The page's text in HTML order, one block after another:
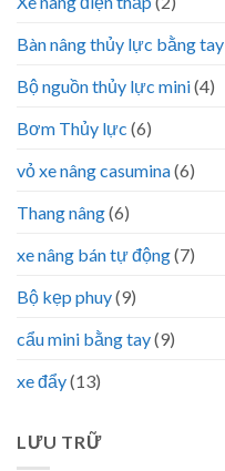
Bàn nâng thủy lực bằng tay
Bộ nguồn thủy lực mini(4)
Bơm Thủy lực (6)
vỏ xe nâng casumina(6)
Thang nâng(6)
xe nâng bán tự động(7)
Bộ kẹp phuy(9)
cẩu mini bằng tay(9)
xe đẩy(13)
LƯU TRỮ